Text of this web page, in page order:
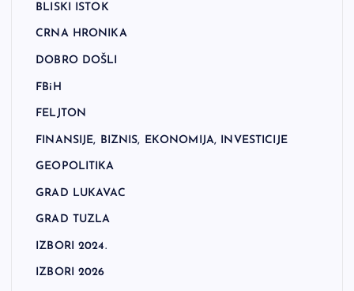
BLISKI ISTOK
CRNA HRONIKA
DOBRO DOŠLI
FBiH
FELJTON
FINANSIJE, BIZNIS, EKONOMIJA, INVESTICIJE
GEOPOLITIKA
GRAD LUKAVAC
GRAD TUZLA
IZBORI 2024.
IZBORI 2026